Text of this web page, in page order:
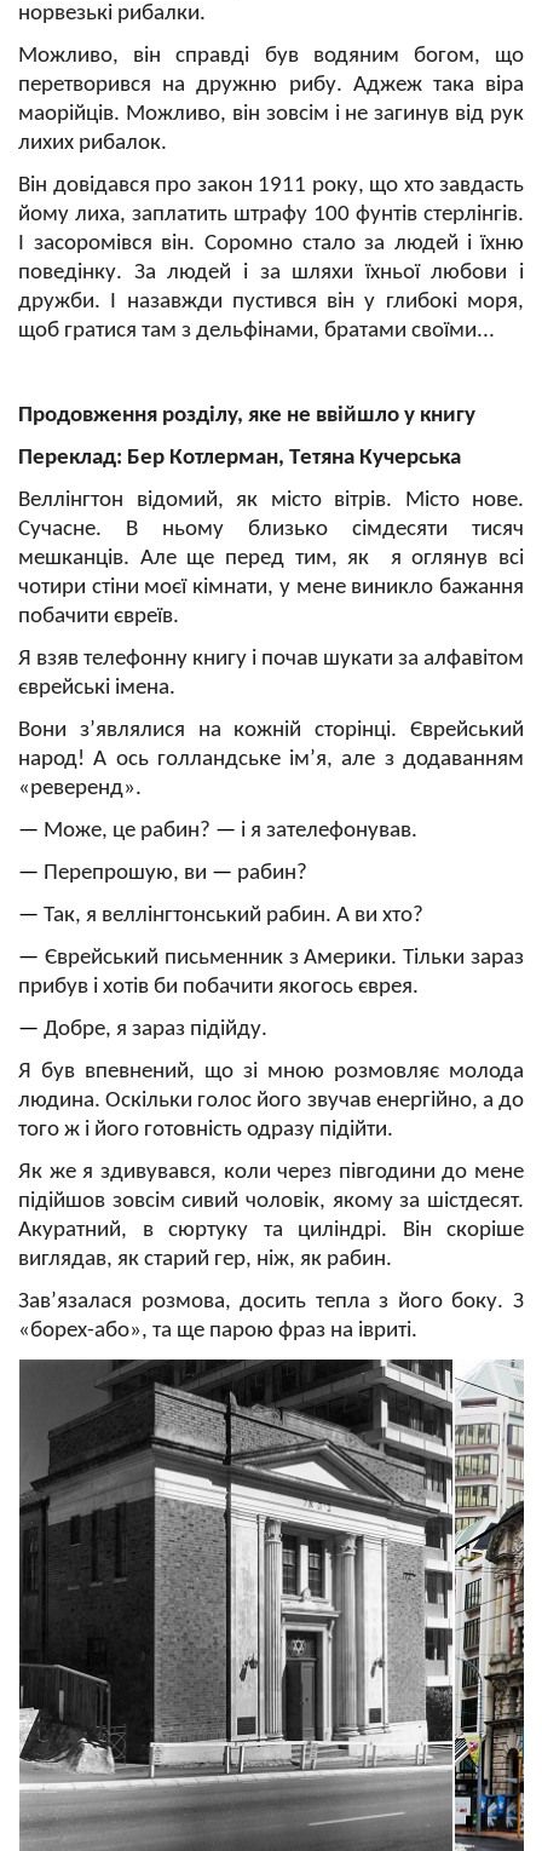
норвезькі рибалки.
Можливо, він справді був водяним богом, що
перетворився на дружню рибу. Аджеж така віра
маорійців. Можливо, він зовсім і не загинув від рук
лихих рибалок.
Він довідався про закон 1911 року, що хто завдасть
йому лиха, заплатить штрафу 100 фунтiв стерлiнгiв.
I засоромiвся вiн. Соромно стало за людей i їхню
поведiнку. За людей і за шляхи їхньої любови і
дружби. I назавжди пустився він у глибокі моря,
щоб гратися там з дельфінами, братами своїми...
Продовження розділу, яке не ввійшло у книгу
Переклад: Бер Котлерман, Тетяна Кучерська
Веллінгтон відомий, як місто вітрів. Місто нове.
Сучасне. В ньому близько сімдесяти тисяч
мешканців. Але ще перед тим, як я оглянув всі
чотири стіни моєї кімнати, у мене виникло бажання
побачити євреїв.
Я взяв телефонну книгу і почав шукати за алфавітом
єврейські імена.
Вони з’являлися на кожній сторінці. Єврейський
народ! А ось голландське ім’я, але з додаванням
«реверенд».
— Може, це рабин? — і я зателефонував.
— Перепрошую, ви — рабин?
— Так, я веллінгтонський рабин. А ви хто?
— Єврейський письменник з Америки. Тільки зараз
прибув і хотів би побачити якогось єврея.
— Добре, я зараз підійду.
Я був впевнений, що зі мною розмовляє молода
людина. Оскільки голос його звучав енергійно, а до
того ж і його готовність одразу підійти.
Як же я здивувався, коли через півгодини до мене
підійшов зовсім сивий чоловік, якому за шістдесят.
Акуратний, в сюртуку та циліндрі. Він скоріше
виглядав, як старий гер, ніж, як рабин.
Зав’язалася розмова, досить тепла з його боку. З
«борех-або», та ще парою фраз на івриті.